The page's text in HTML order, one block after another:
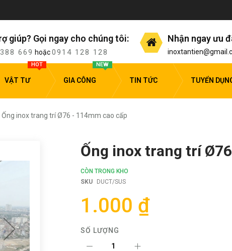
giúp? Gọi ngay cho chúng tôi:
669 hoặc0914 128 128
Nhận ngay ưu
VẬT TƯ
HOT
GIA CÔNG
NEW
TIN TỨC TUYỂN
Ống inox trang trí Ø76 - 114mm cao cấp
Ống inox trang trí
CÒN TRONG KHO
SKU
DUCT/SUS
1.000 ₫
SỐ LƯỢNG